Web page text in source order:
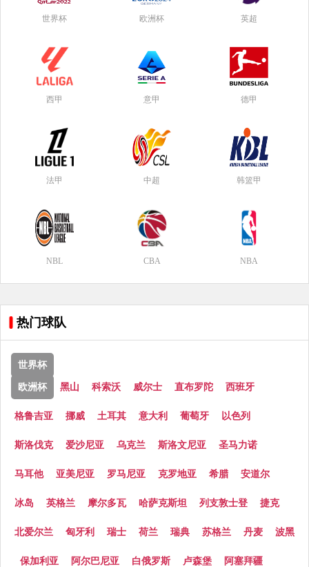
世界杯 欧洲杯 英超
西甲 意甲 德甲
法甲 中超 韩篮甲
NBL CBA NBA
热门球队
世界杯
欧洲杯 黑山 科索沃 威尔士 直布罗陀 西班牙
格鲁吉亚 挪威 土耳其 意大利 葡萄牙 以色列
斯洛伐克 爱沙尼亚 乌克兰 斯洛文尼亚 圣马力诺
马耳他 亚美尼亚 罗马尼亚 克罗地亚 希腊 安道尔
冰岛 英格兰 摩尔多瓦 哈萨克斯坦 列支敦士登 捷克
北爱尔兰 匈牙利 瑞士 荷兰 瑞典 苏格兰 丹麦 波黑
保加利亚 阿尔巴尼亚 白俄罗斯 卢森堡 阿塞拜疆